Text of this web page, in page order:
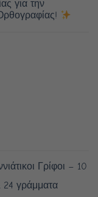
για την
Γρίφοι – 10
24 γράμματα